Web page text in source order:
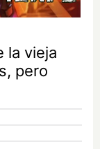
la vieja
pero